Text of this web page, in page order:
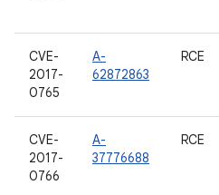
CVE-
2017-
0765
A-
62872863
RCE
CVE-
2017-
0766
A-
37776688
RCE